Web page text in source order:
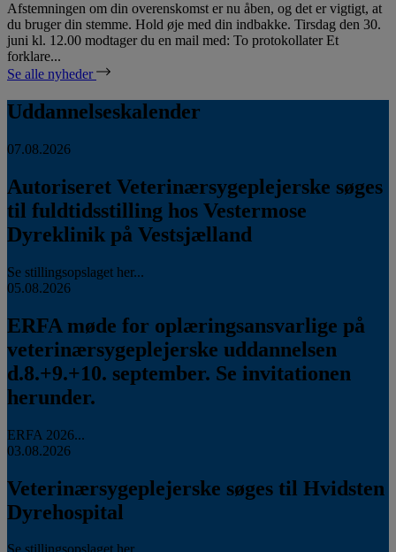
Afstemningen om din overenskomst er nu åben, og det er vigtigt, at
du bruger din stemme. Hold øje med din indbakke. Tirsdag den 30.
juni kl. 12.00 modtager du en mail med: To protokollater Et
forklare...
Se alle nyheder
Uddannelseskalender
07.08.2026
Autoriseret Veterinærsygeplejerske søges
til fuldtidsstilling hos Vestermose
Dyreklinik på Vestsjælland
Se stillingsopslaget her...
05.08.2026
ERFA møde for oplæringsansvarlige på
veterinærsygeplejerske uddannelsen
d.8.+9.+10. september. Se invitationen
herunder.
ERFA 2026...
03.08.2026
Veterinærsygeplejerske søges til Hvidsten
Dyrehospital